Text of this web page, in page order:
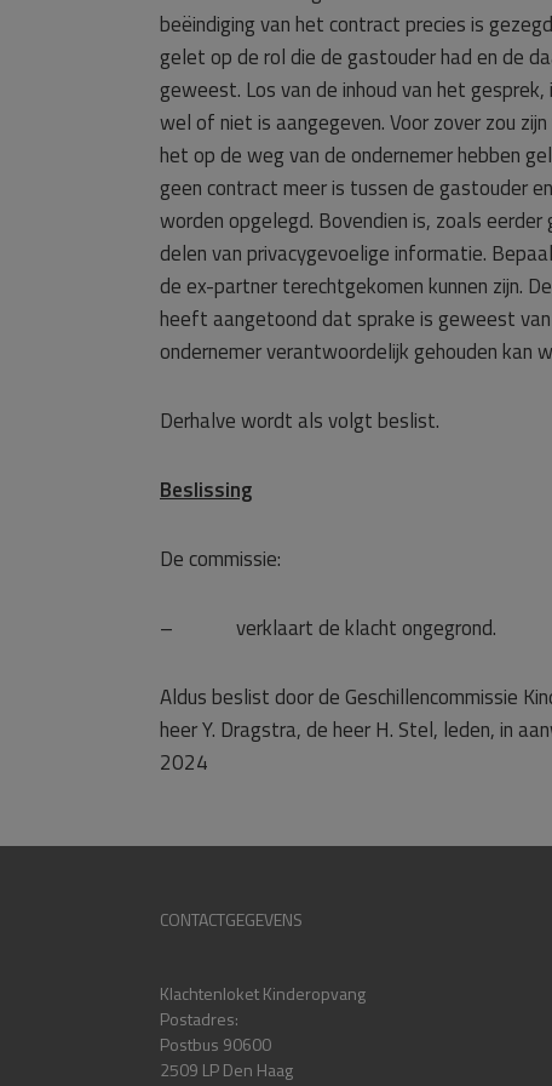
beëindiging van het contract precies is
gelet op de rol die de gastouder had en de
geweest. Los van de inhoud van het
wel of niet is aangegeven. Voor zover zou
het op de weg van de ondernemer hebben
geen contract meer is tussen de gastouder
worden opgelegd. Bovendien is, zoals
delen van privacygevoelige informatie.
de ex-partner terechtgekomen kunnen zijn.
heeft aangetoond dat sprake is geweest
ondernemer verantwoordelijk gehouden kan
Derhalve wordt als volgt beslist.
Beslissing
De commissie:
– verklaart de klacht ongegrond.
Aldus beslist door de Geschillencommissie
heer Y. Dragstra, de heer H. Stel, leden, in
2024
CONTACTGEGEVENS
Klachtenloket Kinderopvang
Postadres:
Postbus 90600
2509 LP Den Haag